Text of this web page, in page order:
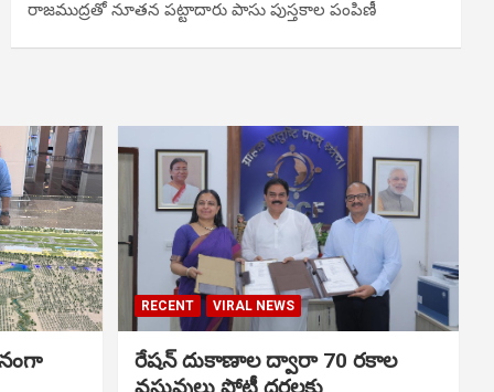
రాజముద్రతో నూతన పట్టాదారు పాసు పుస్తకాల పంపిణీ
RECENT VIRAL NEWS
రేషన్ దుకాణాల ద్వారా 70 రకాల
వస్తువులు పోటీ ధరలకు